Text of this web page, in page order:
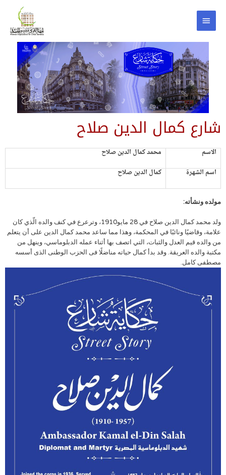
شارع كمال الدين صلاح
الاسم
محمد كمال الدين صلاح
اسم الشهرة
كمال الدين صلاح
مولده ونشأته:
ولد محمد كمال الدين صلاح في 28 مايو1910، وترعرع في كنف والده الّذي كان
علامة، وقاضيًا ونائبًا في المحكمة، وهذا مما ساعد محمد كمال الدين على أن يتعلم
من والده قيم العدل والثبات، التي اتصف بها أثناء عمله الدبلوماسي، وينهل من
مكتبة والده العريقة. وقد بدأ كمال حياته مناضلًا فى الحزب الوطنى الذى أسسه
مصطفى كامل.